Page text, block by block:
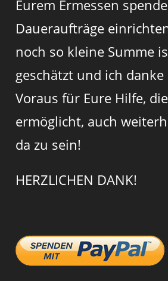
Eurem Ermessen
Daueraufträge
noch so kleine Summe
geschätzt und ich danke
Voraus für Eure Hilfe,
ermöglicht, auch
da zu sein!
HERZLICHEN DANK!